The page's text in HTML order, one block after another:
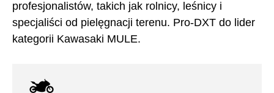
profesjonalistów, takich jak rolnicy, leśnicy i
specjaliści od pielęgnacji terenu. Pro-DXT do lider
kategorii Kawasaki MULE.